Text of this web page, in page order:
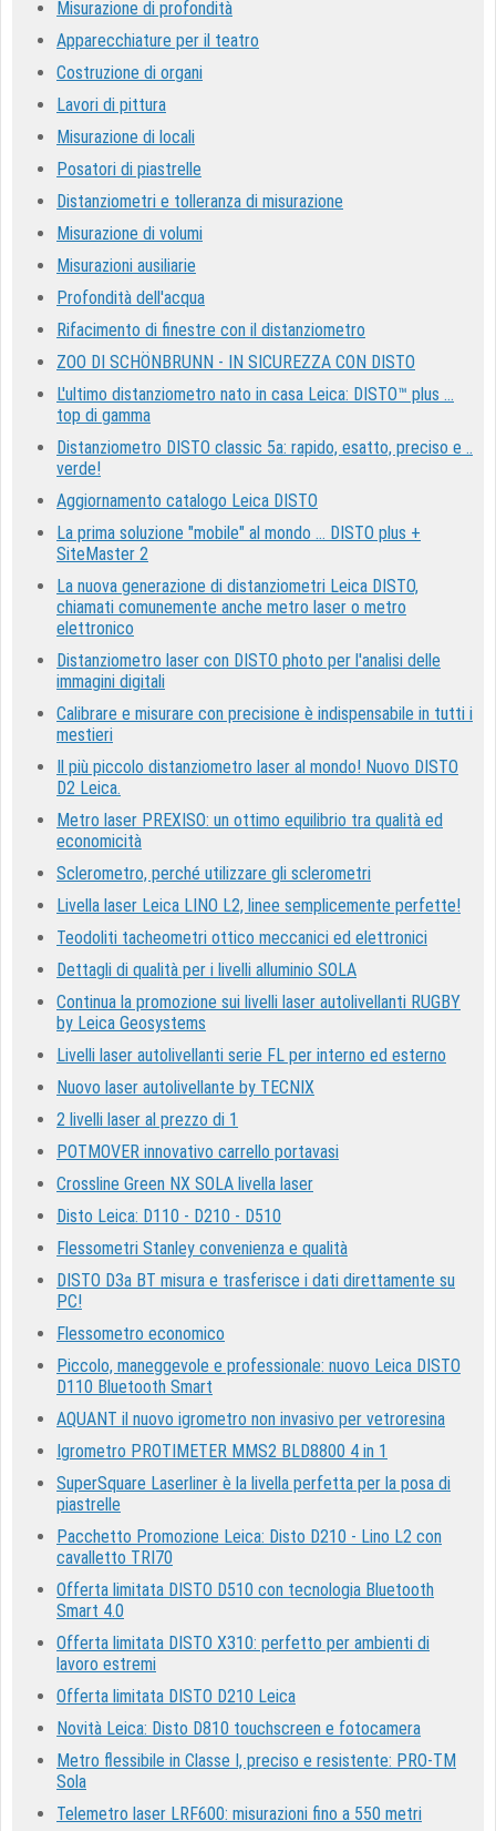
Misurazione di profondità
Apparecchiature per il teatro
Costruzione di organi
Lavori di pittura
Misurazione di locali
Posatori di piastrelle
Distanziometri e tolleranza di misurazione
Misurazione di volumi
Misurazioni ausiliarie
Profondità dell'acqua
Rifacimento di finestre con il distanziometro
ZOO DI SCHÖNBRUNN - IN SICUREZZA CON DISTO
L'ultimo distanziometro nato in casa Leica: DISTO™ plus ...
top di gamma
Distanziometro DISTO classic 5a: rapido, esatto, preciso e ..
verde!
Aggiornamento catalogo Leica DISTO
La prima soluzione "mobile" al mondo ... DISTO plus +
SiteMaster 2
La nuova generazione di distanziometri Leica DISTO,
chiamati comunemente anche metro laser o metro
elettronico
Distanziometro laser con DISTO photo per l'analisi delle
immagini digitali
Calibrare e misurare con precisione è indispensabile in tutti i
mestieri
Il più piccolo distanziometro laser al mondo! Nuovo DISTO
D2 Leica.
Metro laser PREXISO: un ottimo equilibrio tra qualità ed
economicità
Sclerometro, perché utilizzare gli sclerometri
Livella laser Leica LINO L2, linee semplicemente perfette!
Teodoliti tacheometri ottico meccanici ed elettronici
Dettagli di qualità per i livelli alluminio SOLA
Continua la promozione sui livelli laser autolivellanti RUGBY
by Leica Geosystems
Livelli laser autolivellanti serie FL per interno ed esterno
Nuovo laser autolivellante by TECNIX
2 livelli laser al prezzo di 1
POTMOVER innovativo carrello portavasi
Crossline Green NX SOLA livella laser
Disto Leica: D110 - D210 - D510
Flessometri Stanley convenienza e qualità
DISTO D3a BT misura e trasferisce i dati direttamente su
PC!
Flessometro economico
Piccolo, maneggevole e professionale: nuovo Leica DISTO
D110 Bluetooth Smart
AQUANT il nuovo igrometro non invasivo per vetroresina
Igrometro PROTIMETER MMS2 BLD8800 4 in 1
SuperSquare Laserliner è la livella perfetta per la posa di
piastrelle
Pacchetto Promozione Leica: Disto D210 - Lino L2 con
cavalletto TRI70
Offerta limitata DISTO D510 con tecnologia Bluetooth
Smart 4.0
Offerta limitata DISTO X310: perfetto per ambienti di
lavoro estremi
Offerta limitata DISTO D210 Leica
Novità Leica: Disto D810 touchscreen e fotocamera
Metro flessibile in Classe I, preciso e resistente: PRO-TM
Sola
Telemetro laser LRF600: misurazioni fino a 550 metri